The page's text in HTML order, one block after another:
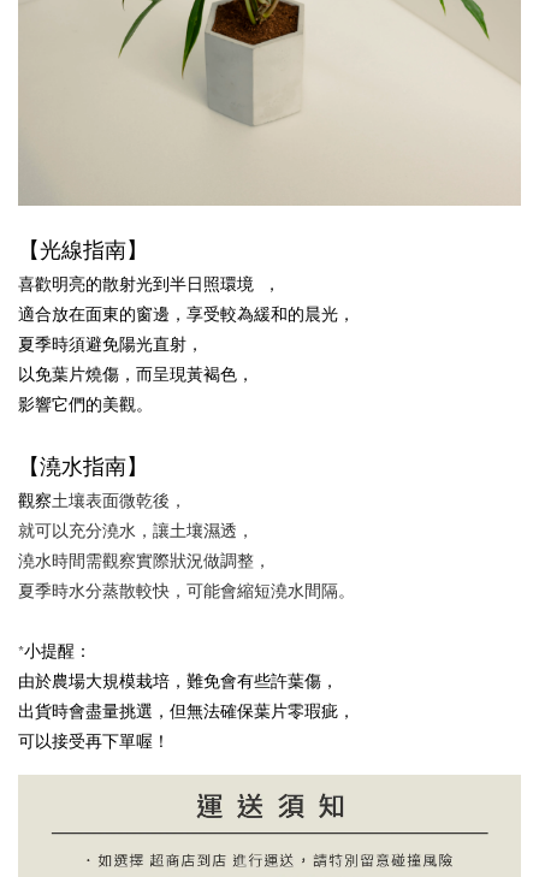
【光線指南】
喜歡明亮的散射光到半日照環境  ，
適合放在面東的窗邊，享受較為緩和的晨光，
夏季時須避免陽光直射，
以免葉片燒傷，而呈現黃褐色，
影響它們的美觀。
【澆水指南】
觀察土壤表面微乾後，
就可以充分澆水，讓土壤濕透，
澆水時間需觀察實際狀況做調整，
夏季時水分蒸散較快，可能會縮短澆水間隔。
*小提醒：
由於農場大規模栽培，難免會有些許葉傷，
出貨時會盡量挑選，但無法確保葉片零瑕疵，
可以接受再下單喔！